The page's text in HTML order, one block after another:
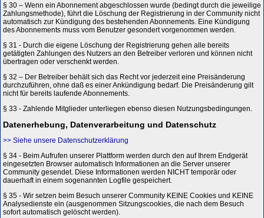
§ 30 – Wenn ein Abonnement abgeschlossen wurde (bedingt durch die jeweilige
Zahlungsmethode), führt die Löschung der Registrierung in der Community nicht
automatisch zur Kündigung des bestehenden Abonnements. Eine Kündigung
des Abonnements muss vom Benutzer gesondert vorgenommen werden.
§ 31 - Durch die eigene Löschung der Registrierung gehen alle bereits
getätigten Zahlungen des Nutzers an den Betreiber verloren und können nicht
übertragen oder verschenkt werden.
§ 32 – Der Betreiber behält sich das Recht vor jederzeit eine Preisänderung
durchzuführen, ohne daß es einer Ankündigung bedarf. Die Preisänderung gilt
nicht für bereits laufende Abonnements.
§ 33 - Zahlende Mitglieder unterliegen ebenso diesen Nutzungsbedingungen.
Datenerhebung, Datenverarbeitung und Datenschutz
>> Siehe unsere Datenschutzerklärung
§ 34 - Beim Aufrufen unserer Plattform werden durch den auf Ihrem Endgerät
eingesetzten Browser automatisch Informationen an die Server unserer
Community gesendet. Diese Informationen werden NICHT temporär oder
dauerhaft in einem sogenannten Logfile gespeichert.
§ 35 - Wir setzen beim Besuch unserer Community KEINE Cookies und KEINE
Analysedienste ein (ausgenommen Sitzungscookies, die nach dem Besuch
sofort automatisch gelöscht werden).